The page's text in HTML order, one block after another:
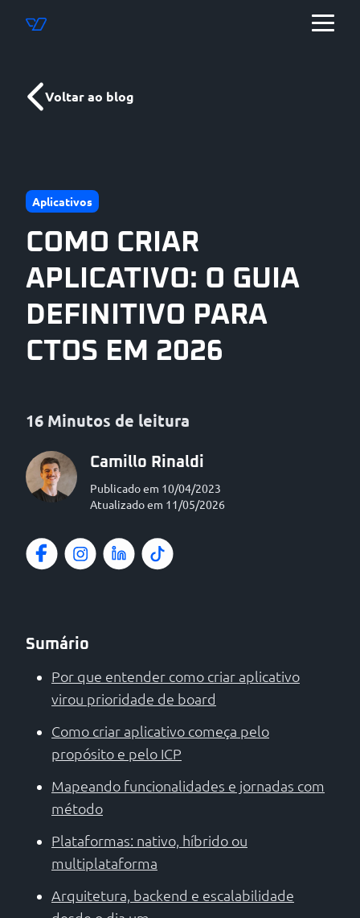
Voltar ao blog
Aplicativos
COMO CRIAR
APLICATIVO: O GUIA
DEFINITIVO PARA
CTOS EM 2026
16 Minutos de leitura
Camillo Rinaldi
Publicado em 10/04/2023
Atualizado em 11/05/2026
Sumário
Por que entender como criar aplicativo
virou prioridade de board
Como criar aplicativo começa pelo
propósito e pelo ICP
Mapeando funcionalidades e jornadas com
método
Plataformas: nativo, híbrido ou
multiplataforma
Arquitetura, backend e escalabilidade